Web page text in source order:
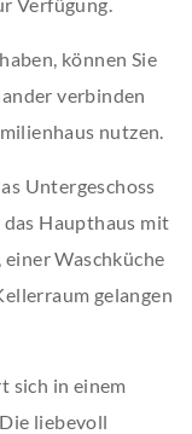
können Sie
verbinden
nutzen.
Untergeschoss
Haupthaus mit
Waschküche
gelangen
sich in einem
liebevoll